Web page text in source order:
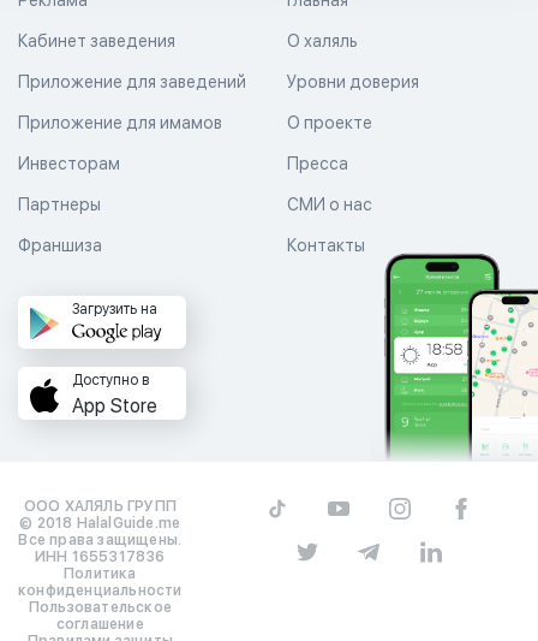
О халяль
Уровни доверия
Кабинет заведения
Приложение для заведений
Приложение для имамов О проекте
Пресса
СМИ о нас
Контакты
Инвесторам
Партнеры
Франшиза
Загрузить на
Доступно в
App Store
ООО ХАЛЯЛЬ ГРУПП
© 2018 HalalGuide.me
Все права защищены.
ИНН 1655317836
Политика
конфиденциальности
Пользовательское
соглашение